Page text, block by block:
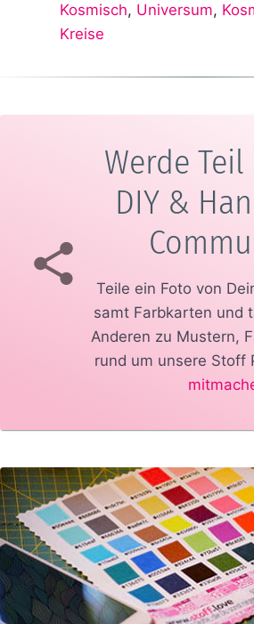
Kosmisch, Universum,
Kreise
Werde
DIY &
Teile ein Foto von
samt Farbkarten und
Anderen zu Mustern,
rund um unsere Stoff